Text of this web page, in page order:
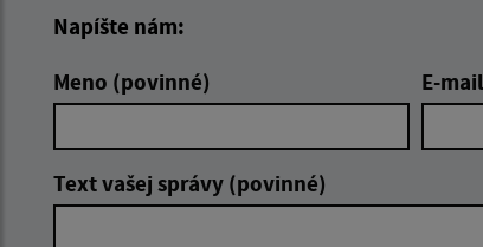
Napíšte nám:
Meno (povinné)
E-
Text vašej správy (povinné)